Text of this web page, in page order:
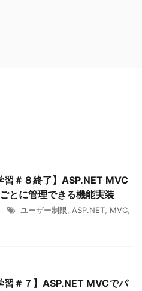
習＃８終了】ASP.NET MVC
とに管理できる機能実装
ユーザー制限 ASP.NET MVC
習＃７】ASP.NET MVCでパ